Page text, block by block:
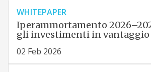
WHITEPAPER
Iperammortamento
gli investimenti in vantaggio
02 Feb 2026